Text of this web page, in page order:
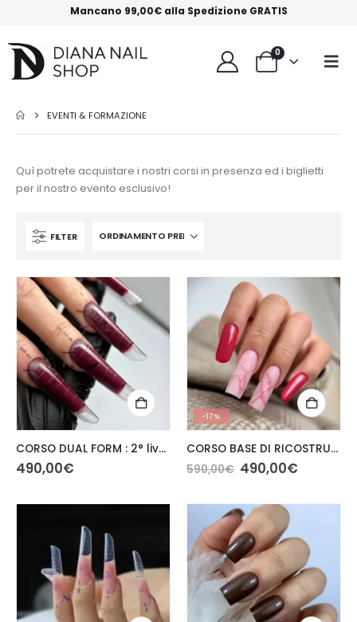
Mancano 99,00€alla Spedizione GRATIS
0
EVENTI & FORMAZIONE
Quì potrete acquistare i nostri corsi in presenza ed i biglietti
per il nostro evento esclusivo!
FILTER
CORSO DUAL FORM : 2° livello
490,00€
-17%
CORSO BASE DI RICOSTRUZIONE UNGHIE Gel & Acrygel · Nail Form · Forme da Salone
590,00€ 490,00€